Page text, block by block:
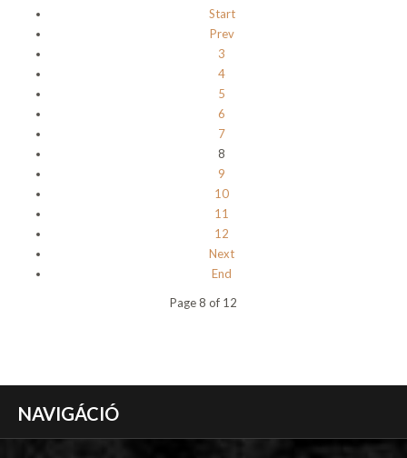
Start
Prev
3
4
5
6
7
8
9
10
11
12
Next
End
Page 8 of 12
NAVIGÁCIÓ